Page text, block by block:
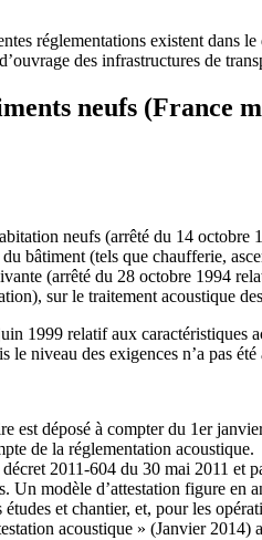
réglementations existent dans
des infrastructures de
neufs (France
neufs (arrêté du 14
bâtiment (tels que chaufferie,
(arrêté du 28 octobre 1994
sur le traitement acoustique
1999 relatif aux
niveau des exigences n’a pas été
est déposé à compter du 1er
de la réglementation acoustique.
2011-604 du 30 mai 2011
modèle d’attestation figure en
études et chantier, et, pour les
acoustique » (Janvier